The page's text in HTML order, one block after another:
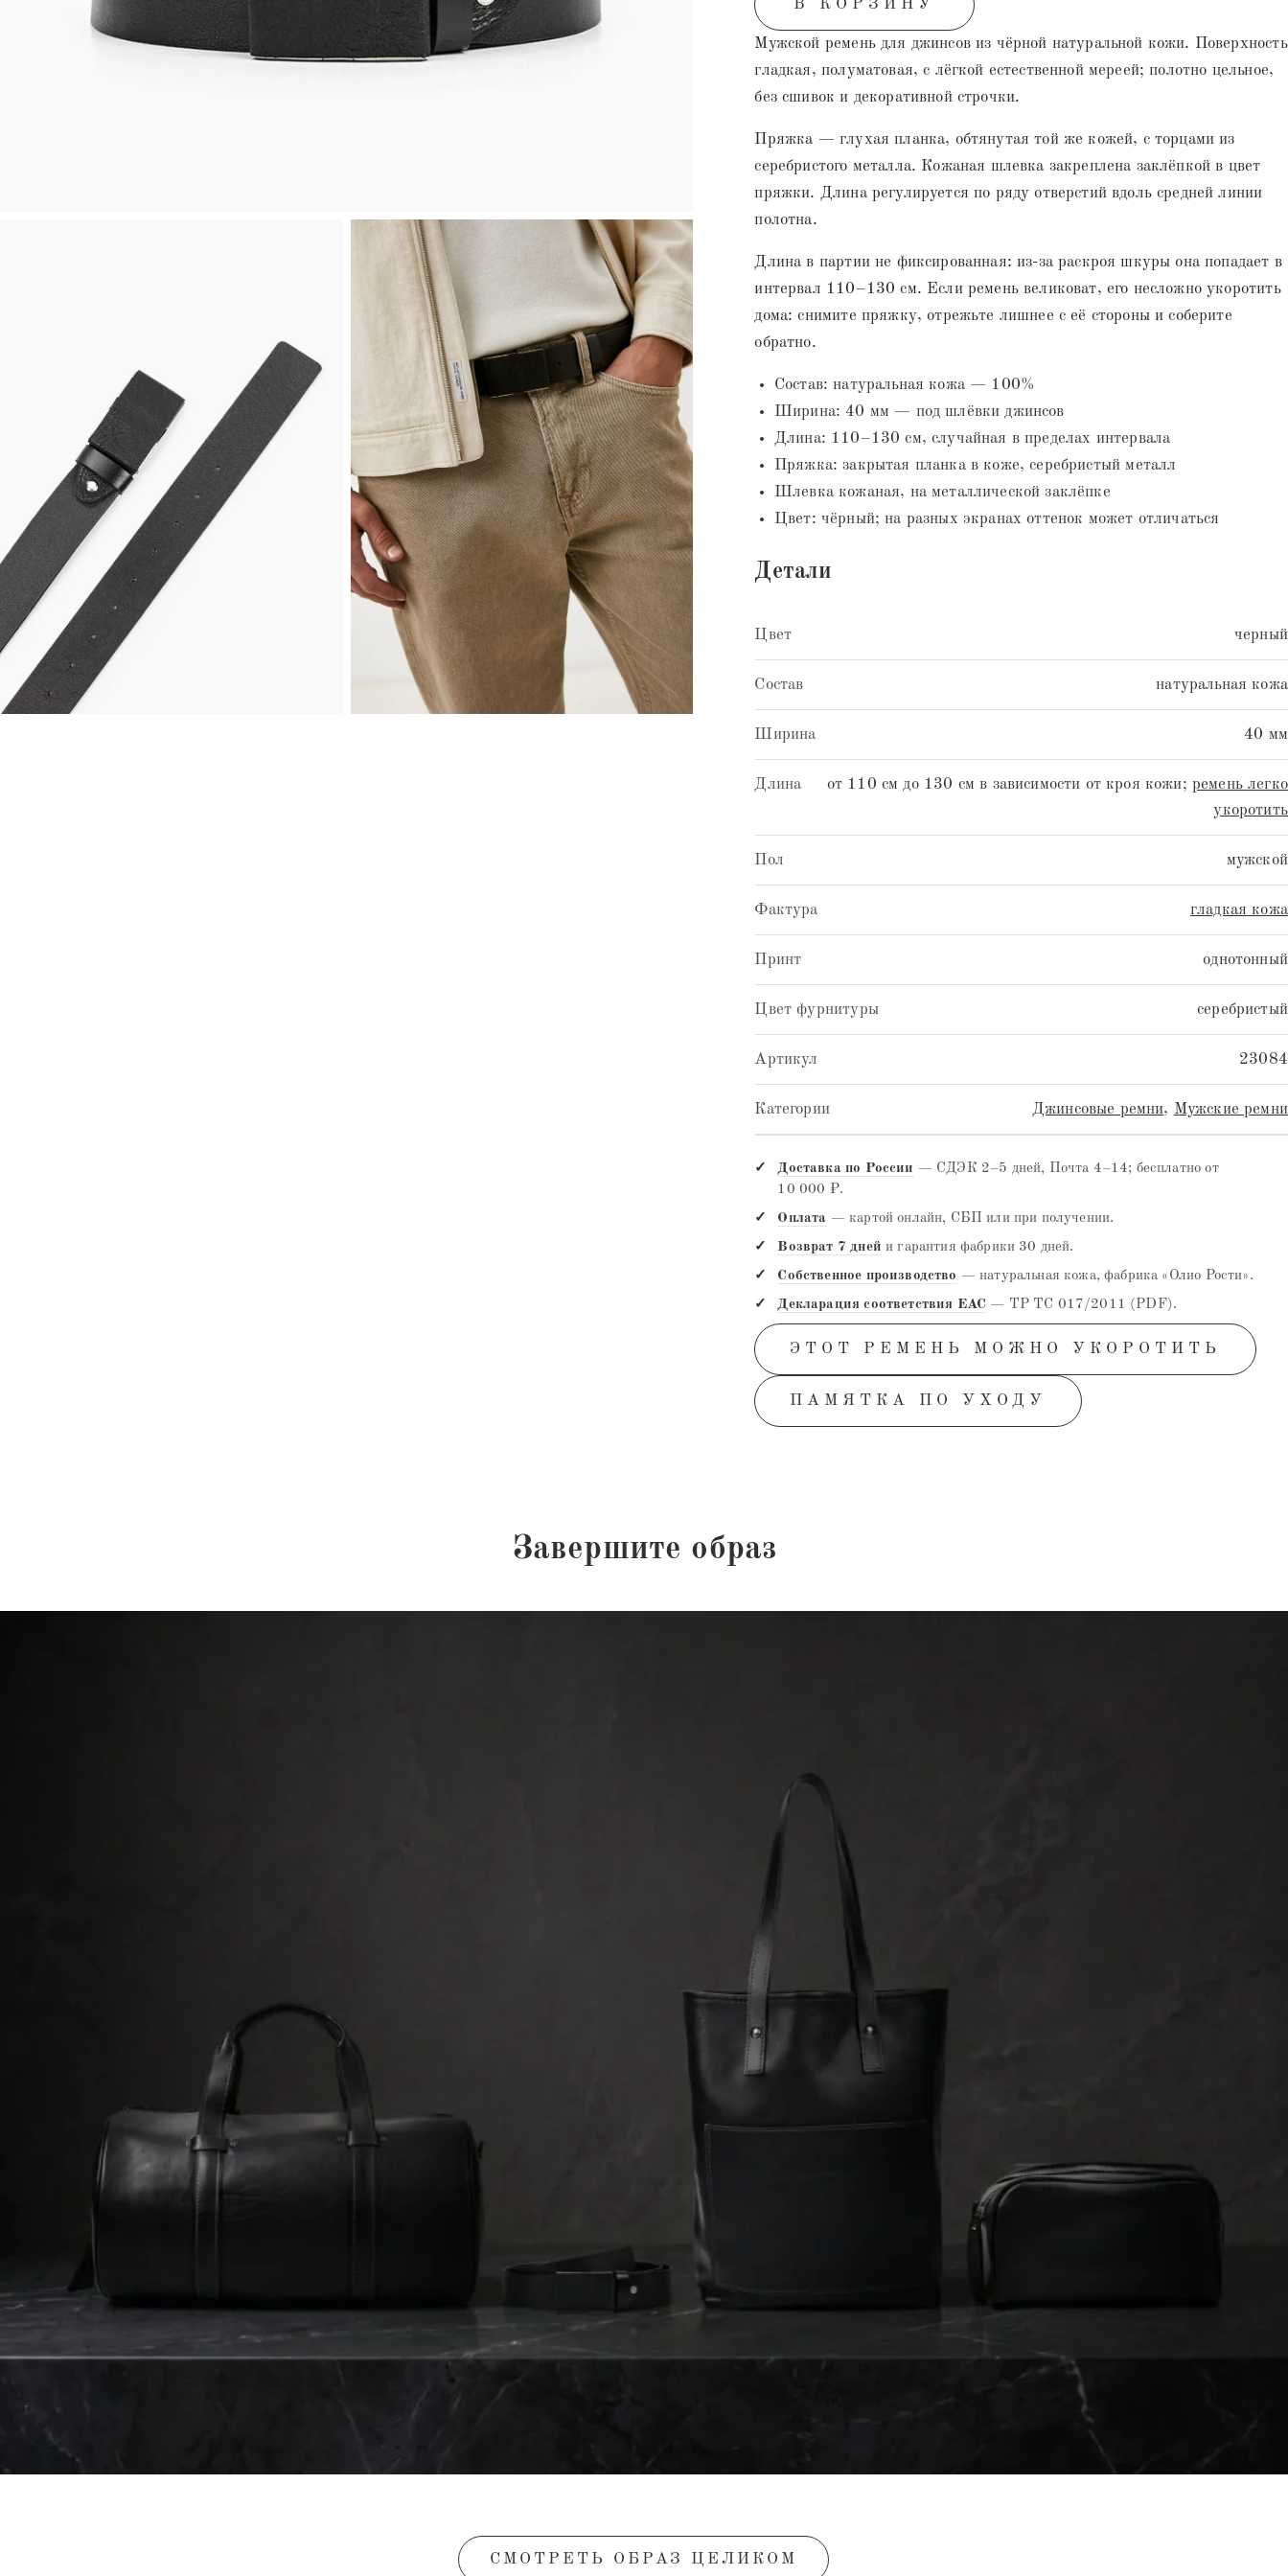
В КОРЗИНУ
Мужской ремень для джинсов из чёрной натуральной кожи. Поверхность
гладкая, полуматовая, с лёгкой естественной мереей; полотно цельное,
без сшивок и декоративной строчки.
Пряжка — глухая планка, обтянутая той же кожей, с торцами из
серебристого металла. Кожаная шлевка закреплена заклёпкой в цвет
пряжки. Длина регулируется по ряду отверстий вдоль средней линии
полотна.
Длина в партии не фиксированная: из-за раскроя шкуры она попадает в
интервал 110–130 см. Если ремень великоват, его несложно укоротить
дома: снимите пряжку, отрежьте лишнее с её стороны и соберите
обратно.
Состав: натуральная кожа — 100%
Ширина: 40 мм — под шлёвки джинсов
Длина: 110–130 см, случайная в пределах интервала
Пряжка: закрытая планка в коже, серебристый металл
Шлевка кожаная, на металлической заклёпке
Цвет: чёрный; на разных экранах оттенок может отличаться
Детали
Цвет черный
Состав натуральная кожа
Ширина 40 мм
Длина от 110 см до 130 см в зависимости от кроя кожи; ремень легко
укоротить
Пол мужской
Фактура гладкая кожа
Принт однотонный
Цвет фурнитуры серебристый
Артикул 23084
Категории Джинсовые ремни, Мужские ремни
Доставка по России — СДЭК 2–5 дней, Почта 4–14; бесплатно от
10 000 ₽.
Оплата — картой онлайн, СБП или при получении.
Возврат 7 дней и гарантия фабрики 30 дней.
Собственное производство — натуральная кожа, фабрика «Олио Рости».
Декларация соответствия EAC — ТР ТС 017/2011 (PDF).
ЭТОТ РЕМЕНЬ МОЖНО УКОРОТИТЬ
ПАМЯТКА ПО УХОДУ
Завершите образ
СМОТРЕТЬ ОБРАЗ ЦЕЛИКОМ